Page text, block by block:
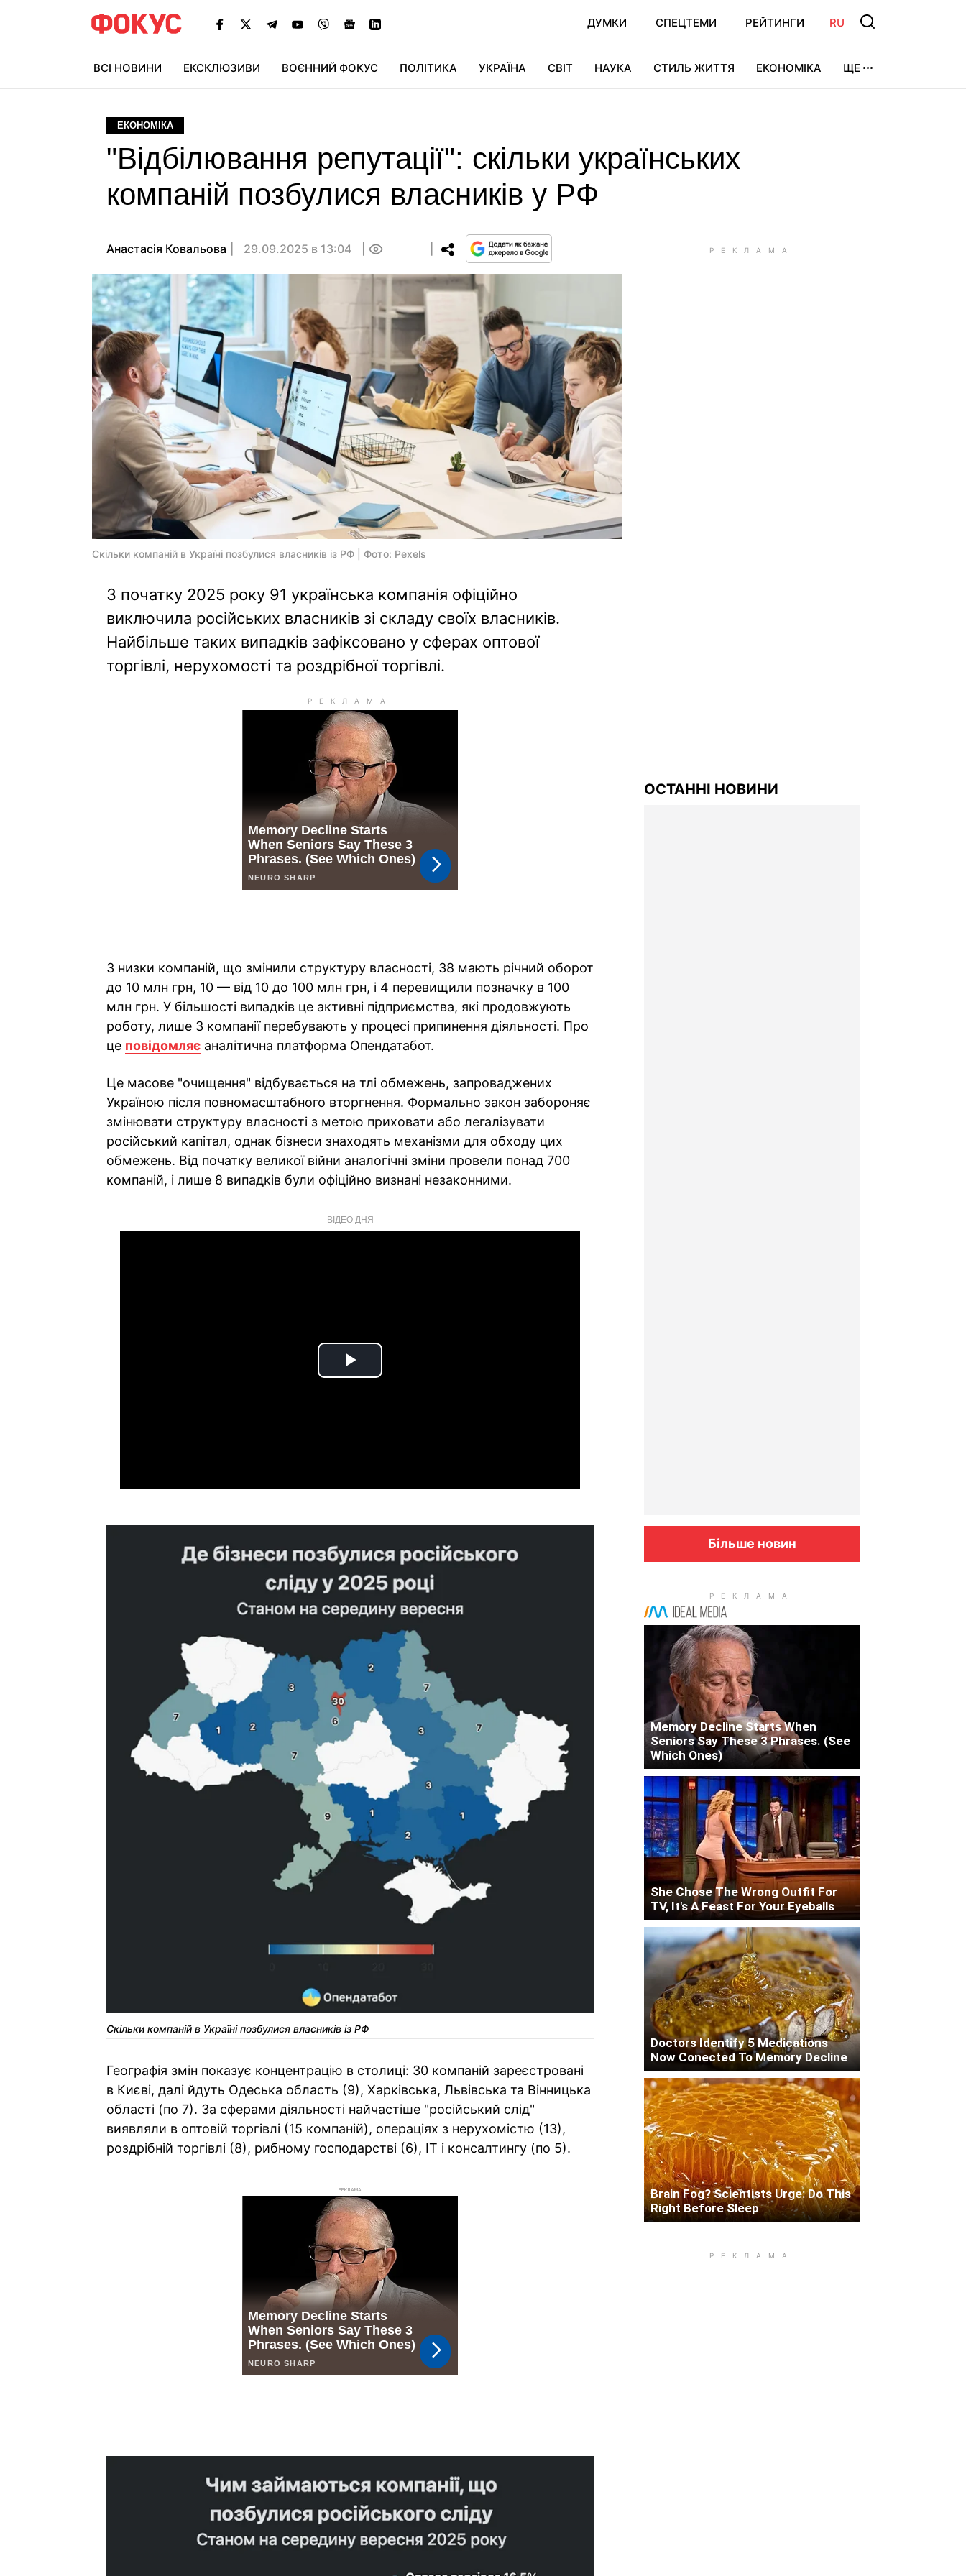
ДУМКИ СПЕЦТЕМИ РЕЙТИНГИ RU
ВСІ НОВИНИ ЕКСКЛЮЗИВИ ВОЄННИЙ ФОКУС ПОЛІТИКА УКРАЇНА СВІТ НАУКА СТИЛЬ ЖИТТЯ ЕКОНОМІКА ЩЕ
ЕКОНОМІКА
"Відбілювання репутації": скільки українських
компаній позбулися власників у РФ
Анастасія Ковальова 29.09.2025 в 13:04
Скільки компаній в Україні позбулися власників із РФ | Фото: Pexels
З початку 2025 року 91 українська компанія офіційно
виключила російських власників зі складу своїх власників.
Найбільше таких випадків зафіксовано у сферах оптової
торгівлі, нерухомості та роздрібної торгівлі.
З низки компаній, що змінили структуру власності, 38 мають річний оборот
до 10 млн грн, 10 — від 10 до 100 млн грн, і 4 перевищили позначку в 100
млн грн. У більшості випадків це активні підприємства, які продовжують
роботу, лише 3 компанії перебувають у процесі припинення діяльності. Про
це повідомляє аналітична платформа Опендатабот.
Це масове "очищення" відбувається на тлі обмежень, запроваджених
Україною після повномасштабного вторгнення. Формально закон забороняє
змінювати структуру власності з метою приховати або легалізувати
російський капітал, однак бізнеси знаходять механізми для обходу цих
обмежень. Від початку великої війни аналогічні зміни провели понад 700
компаній, і лише 8 випадків були офіційно визнані незаконними.
ВІДЕО ДНЯ
Play
Скільки компаній в Україні позбулися власників із РФ
Географія змін показує концентрацію в столиці: 30 компаній зареєстровані
в Києві, далі йдуть Одеська область (9), Харківська, Львівська та Вінницька
області (по 7). За сферами діяльності найчастіше "російський слід"
виявляли в оптовій торгівлі (15 компаній), операціях з нерухомістю (13),
роздрібній торгівлі (8), рибному господарстві (6), IT і консалтингу (по 5).
РЕКЛАМА
ОСТАННІ НОВИНИ
Більше новин
Memory Decline Starts When
Seniors Say These 3 Phrases. (See
Which Ones)
She Chose The Wrong Outfit For
TV, It's A Feast For Your Eyeballs
Doctors Identify 5 Medications
Now Conected To Memory Decline
Brain Fog? Scientists Urge: Do This
Right Before Sleep